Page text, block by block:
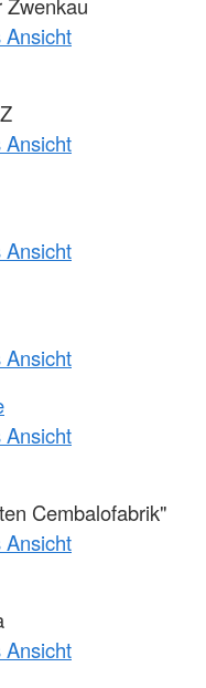
Ansicht
Ansicht
Ansicht
Ansicht
Ansicht
Cembalofabrik"
Ansicht
Ansicht